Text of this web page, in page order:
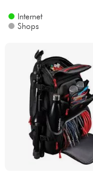
Internet
Shops